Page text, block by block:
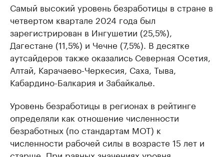
Самый высокий уровень безработицы в стране в
четвертом квартале 2024 года был
зарегистрирован в Ингушетии (25,5%),
Дагестане (11,5%) и Чечне (7,5%). В десятке
аутсайдеров также оказались Северная Осетия,
Алтай, Карачаево-Черкесия, Саха, Тыва,
Кабардино-Балкария и Забайкалье.
Уровень безработицы в регионах в рейтинге
определяли как отношение численности
безработных (по стандартам МОТ) к
численности рабочей силы в возрасте 15 лет и